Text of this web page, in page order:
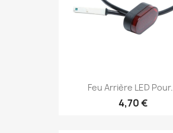
Feu Arrière LED
4,70 €